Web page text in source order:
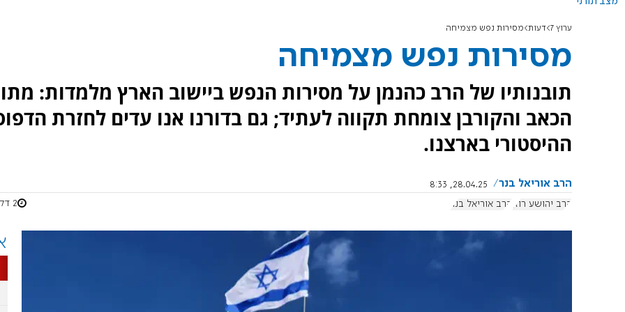
ערוץ 7 דעות מסירות נפש מצמיחה
מסירות נפש מצמיחה
תובנותיו של הרב כהנמן על מסירות הנפש ביישוב הארץ מלמדות:
הכאב והקורבן צומחת תקווה לעתיד; גם בדורנו אנו עדים לחזרת
ההיסטורי בארצנו.
הרב אוריאל בנר
28.04.25, 8:33
הרב יהושע רוזן הרב אוריאל בנר 2 דקות